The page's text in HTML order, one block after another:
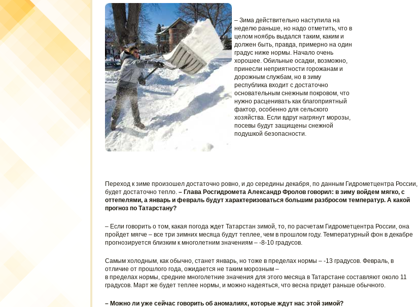
– Зима действительно наступила на
неделю раньше, но надо отметить, что в
целом ноябрь выдался таким, каким и
должен быть, правда, примерно на один
градус ниже нормы. Начало очень
хорошее. Обильные осадки, возможно,
принесли неприятности горожанам и
дорожным службам, но в зиму
республика входит с достаточно
основательным снежным покровом, что
нужно расценивать как благоприятный
фактор, особенно для сельского
хозяйства. Если вдруг нагрянут морозы,
посевы будут защищены снежной
подушкой безопасности.
Переход к зиме произошел достаточно ровно, и до середины декабря, по данным Гидрометцентра России,
будет достаточно тепло.– Глава Росгидромета Александр Фролов говорил: в зиму войдем мягко, с
оттепелями, а январь и февраль будут характеризоваться большим разбросом температур. А какой
прогноз по Татарстану?
– Если говорить о том, какая погода ждет Татарстан зимой, то, по расчетам Гидрометцентра России, она
пройдет мягче – все три зимних месяца будут теплее, чем в прошлом году. Температурный фон в декабре
прогнозируется близким к многолетним значениям – -8-10 градусов.
Самым холодным, как обычно, станет январь, но тоже в пределах нормы – -13 градусов. Февраль, в
отличие от прошлого года, ожидается не таким морозным –
в пределах нормы, средние многолетние значения для этого месяца в Татарстане составляют около 11
градусов. Март же будет теплее нормы, и можно надеяться, что весна придет раньше обычного.
– Можно ли уже сейчас говорить об аномалиях, которые ждут нас этой зимой?